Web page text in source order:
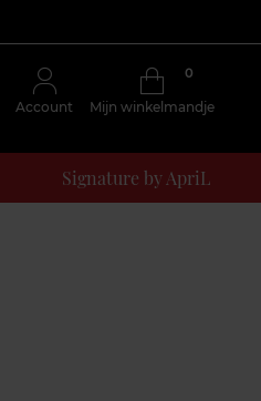
Account Mijn winkelmandje
0
Signature by ApriL